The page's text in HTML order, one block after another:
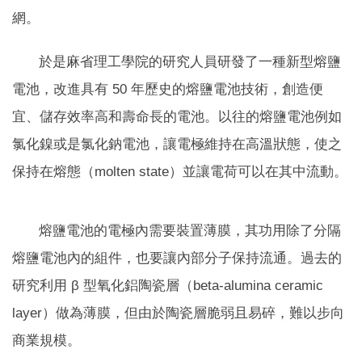
網。
於是麻省理工學院的研究人員研發了一種新型熔鹽
電池，改進具有 50 年歷史的熔鹽電池技術，創造便
宜、儲存效率高和壽命長的電池。以往的熔鹽電池例如
氯化鎳或是氯化鈉電池，讓電極維持在高溫狀態，使之
保持在熔態（molten state）並讓電荷可以在其中流動。
熔鹽電池的電極內需要裝置薄膜，其功用除了分隔
熔鹽電池內的組件，也要讓內部分子保持流通。過去的
研究利用 β 型氧化鋁陶瓷層（beta-alumina ceramic
layer）做為薄膜，但由於陶瓷層脆弱且易碎，難以步向
商業規模。